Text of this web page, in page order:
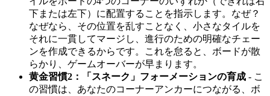
下または左下）に配置することを指示します。なぜ？
なぜなら、その位置を乱すことなく、小さなタイルを
それに一貫してマージし、進行のための明確なチェー
ンを作成できるからです。これを怠ると、ボードが散
らかり、ゲームオーバーが早まります。
黄金習慣2：「スネーク」フォーメーションの育成 - こ
の習慣は、あなたのコーナーアンカーにつながる、ボ